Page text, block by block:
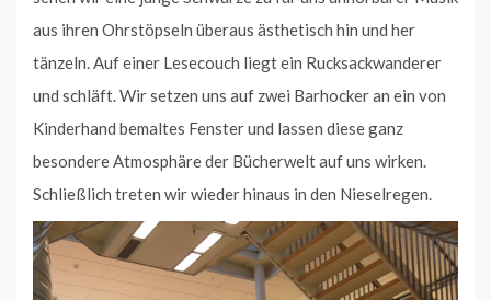
aus ihren Ohrstöpseln überaus ästhetisch hin und her
tänzeln. Auf einer Lesecouch liegt ein Rucksackwanderer
und schläft. Wir setzen uns auf zwei Barhocker an ein von
Kinderhand bemaltes Fenster und lassen diese ganz
besondere Atmosphäre der Bücherwelt auf uns wirken.
Schließlich treten wir wieder hinaus in den Nieselregen.